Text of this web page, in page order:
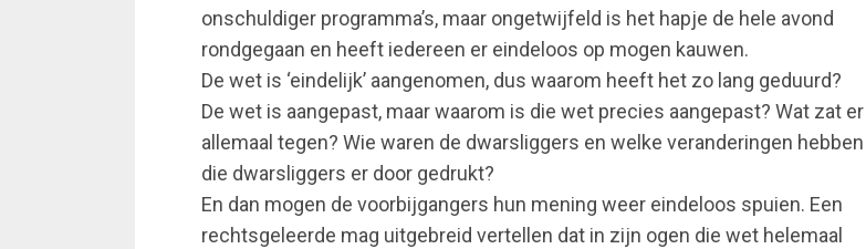
onschuldiger programma’s, maar ongetwijfeld is het hapje de hele avond
rondgegaan en heeft iedereen er eindeloos op mogen kauwen.
De wet is ‘eindelijk’ aangenomen, dus waarom heeft het zo lang geduurd?
De wet is aangepast, maar waarom is die wet precies aangepast? Wat zat er
allemaal tegen? Wie waren de dwarsliggers en welke veranderingen hebben
die dwarsliggers er door gedrukt?
En dan mogen de voorbijgangers hun mening weer eindeloos spuien. Een
rechtsgeleerde mag uitgebreid vertellen dat in zijn ogen die wet helemaal